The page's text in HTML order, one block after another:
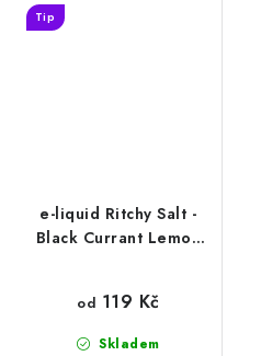
e-liquid Ritchy Salt -
Black Currant Lemon
Tip
Skladem
od 119 Kč